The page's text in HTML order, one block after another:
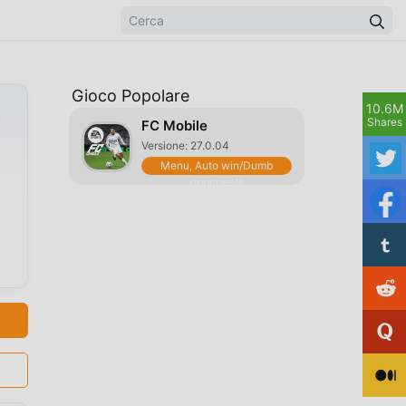
Gioco Popolare
FC Mobile
Versione: 27.0.04
Menu, Auto win/Dumb
10.6M
Shares